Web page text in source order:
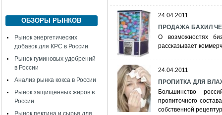
ОБЗОРЫ РЫНКОВ
Рынок энергетических
добавок для КРС в России
Рынок гуминовых удобрений
в России
Анализ рынка кокса в России
Рынок защищенных жиров в
России
Рынок пектина и сырья для
24.04.2011
ПРОДАЖА БАХИЛ
О возможностях
рассказывает
24.04.2011
ПРОПИТКА ДЛЯ
Большинство
пропиточного
собственной